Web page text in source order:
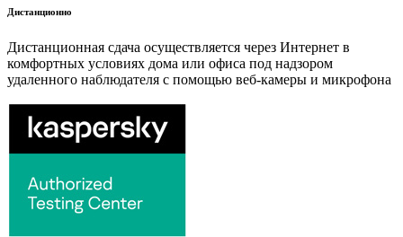
Дистанционно
Дистанционная сдача осуществляется через Интернет в
комфортных условиях дома или офиса под надзором
удаленного наблюдателя с помощью веб-камеры и микрофона